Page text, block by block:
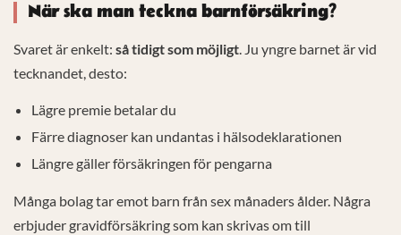
När ska man teckna barnförsäkring?
Svaret är enkelt: så tidigt som möjligt. Ju yngre barnet är vid
tecknandet, desto:
Lägre premie betalar du
Färre diagnoser kan undantas i hälsodeklarationen
Längre gäller försäkringen för pengarna
Många bolag tar emot barn från sex månaders ålder. Några
erbjuder gravidförsäkring som kan skrivas om till